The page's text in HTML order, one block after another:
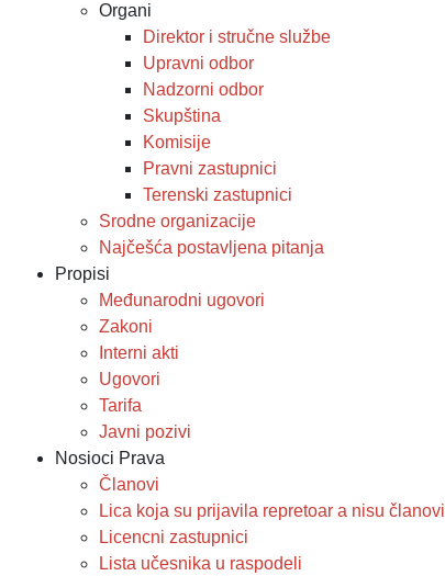
Organi
Direktor i stručne službe
Upravni odbor
Nadzorni odbor
Skupština
Komisije
Pravni zastupnici
Terenski zastupnici
Srodne organizacije
Najčešća postavljena pitanja
Propisi
Međunarodni ugovori
Zakoni
Interni akti
Ugovori
Tarifa
Javni pozivi
Nosioci Prava
Članovi
Lica koja su prijavila repretoar a nisu članovi
Licencni zastupnici
Lista učesnika u raspodeli